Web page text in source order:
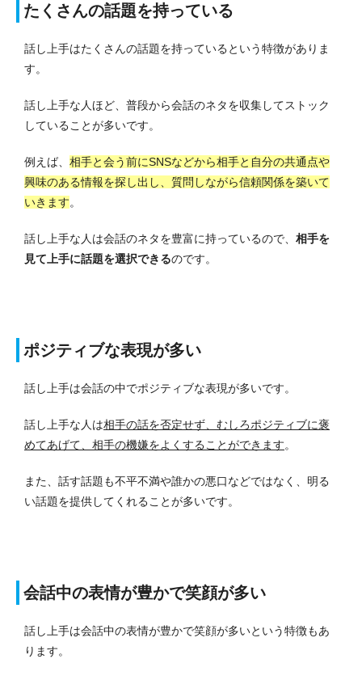
たくさんの話題を持っている
話し上手はたくさんの話題を持っているという特徴がありま
す。
話し上手な人ほど、普段から会話のネタを収集してストック
していることが多いです。
例えば、 相手と会う前にSNSなどから相手と自分の共通点や
興味のある情報を探し出し、質問しながら信頼関係を築いて
いきます。
話し上手な人は会話のネタを豊富に持っているので、 相手を
見て上手に話題を選択できるのです。
ポジティブな表現が多い
話し上手は会話の中でポジティブな表現が多いです。
話し上手な人は相手の話を否定せず、むしろポジティブに褒
めてあげて、相手の機嫌をよくすることができます。
また、話す話題も不平不満や誰かの悪口などではなく、明る
い話題を提供してくれることが多いです。
会話中の表情が豊かで笑顔が多い
話し上手は会話中の表情が豊かで笑顔が多いという特徴もあ
ります。